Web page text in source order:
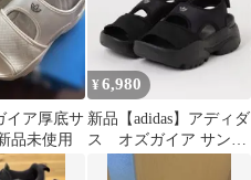
イア厚底サ
品未使用
¥6,980
新品【adidas】アディダ
ス オズガイア サンダ